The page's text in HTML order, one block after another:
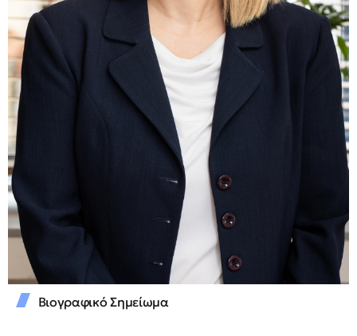
Βιογραφικό Σημείωμα